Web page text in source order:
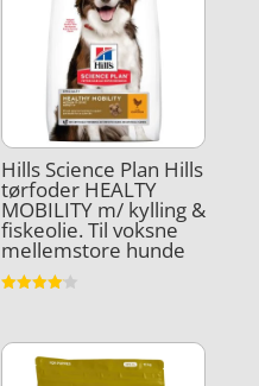
Hills Science Plan Hills
tørfoder HEALTY
MOBILITY m/ kylling &
fiskeolie. Til voksne
mellemstore hunde